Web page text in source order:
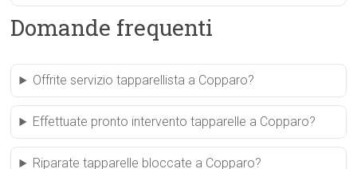
Domande frequenti
Offrite servizio tapparellista a Copparo?
Effettuate pronto intervento tapparelle a Copparo?
Riparate tapparelle bloccate a Copparo?